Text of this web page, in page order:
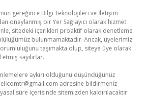
gereğince Bilgi Teknolojileri ve İletişim
onaylanmış bir Yer Sağlayıcı olarak hizmet
sitedeki içerikleri proaktif olarak denetleme
bulunmamaktadır. Ancak, üyelerimiz
taşımakta olup, siteye üye olarak
sayılırlar.
aykırı olduğunu düşündüğünüz
adresine bildirmeniz
süre içerisinde sitemizden kaldırılacaktır.